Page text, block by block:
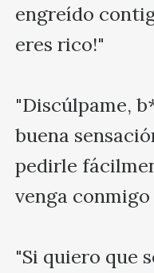
engreído
eres rico!"
"Discúlpame,
buena
pedirle
venga
"Si quiero que